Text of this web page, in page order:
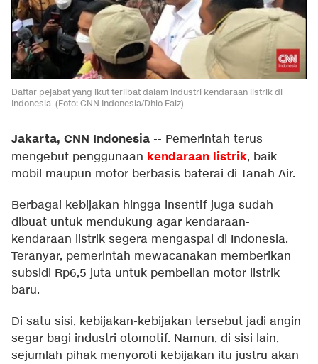
Daftar pejabat yang ikut terlibat dalam industri kendaraan listrik di
Indonesia. (Foto: CNN Indonesia/Dhio Faiz)
Jakarta, CNN Indonesia -- Pemerintah terus
mengebut penggunaan kendaraan listrik, baik
mobil maupun motor berbasis baterai di Tanah Air.
Berbagai kebijakan hingga insentif juga sudah
dibuat untuk mendukung agar kendaraan-
kendaraan listrik segera mengaspal di Indonesia.
Teranyar, pemerintah mewacanakan memberikan
subsidi Rp6,5 juta untuk pembelian motor listrik
baru.
Di satu sisi, kebijakan-kebijakan tersebut jadi angin
segar bagi industri otomotif. Namun, di sisi lain,
sejumlah pihak menyoroti kebijakan itu justru akan